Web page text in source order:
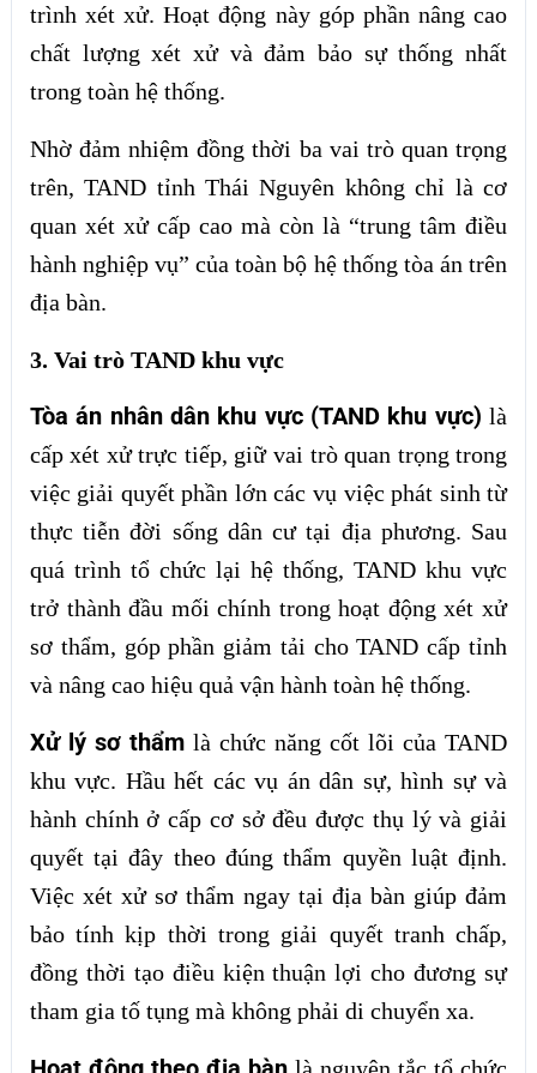
trình xét xử. Hoạt động này góp phần nâng cao
chất lượng xét xử và đảm bảo sự thống nhất
trong toàn hệ thống.
Nhờ đảm nhiệm đồng thời ba vai trò quan trọng
trên, TAND tỉnh Thái Nguyên không chỉ là cơ
quan xét xử cấp cao mà còn là “trung tâm điều
hành nghiệp vụ” của toàn bộ hệ thống tòa án trên
địa bàn.
3. Vai trò TAND khu vực
Tòa án nhân dân khu vực (TAND khu vực) là
cấp xét xử trực tiếp, giữ vai trò quan trọng trong
việc giải quyết phần lớn các vụ việc phát sinh từ
thực tiễn đời sống dân cư tại địa phương. Sau
quá trình tổ chức lại hệ thống, TAND khu vực
trở thành đầu mối chính trong hoạt động xét xử
sơ thẩm, góp phần giảm tải cho TAND cấp tỉnh
và nâng cao hiệu quả vận hành toàn hệ thống.
Xử lý sơ thẩmlà chức năng cốt lõi của TAND
khu vực. Hầu hết các vụ án dân sự, hình sự và
hành chính ở cấp cơ sở đều được thụ lý và giải
quyết tại đây theo đúng thẩm quyền luật định.
Việc xét xử sơ thẩm ngay tại địa bàn giúp đảm
bảo tính kịp thời trong giải quyết tranh chấp,
đồng thời tạo điều kiện thuận lợi cho đương sự
tham gia tố tụng mà không phải di chuyển xa.